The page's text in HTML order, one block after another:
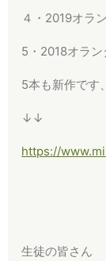
４・2019オラ
5・2018オラ
5本も新作です
↓↓
https://
生徒の皆さん